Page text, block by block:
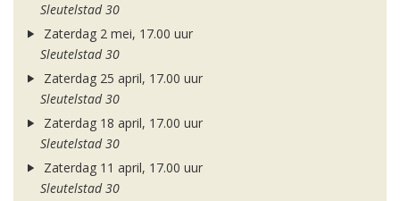
Sleutelstad 30
Zaterdag 2 mei, 17.00 uur
Sleutelstad 30
Zaterdag 25 april, 17.00 uur
Sleutelstad 30
Zaterdag 18 april, 17.00 uur
Sleutelstad 30
Zaterdag 11 april, 17.00 uur
Sleutelstad 30